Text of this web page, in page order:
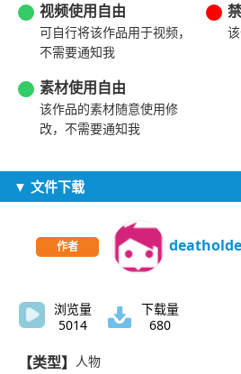
视频使用自由
可自行将该作品用于视频，
不需要通知我
素材使用自由
该作品的素材随意使用修
改，不需要通知我
▼ 文件下载
作者
浏览量
5014
下载量
680
【类型】 人物